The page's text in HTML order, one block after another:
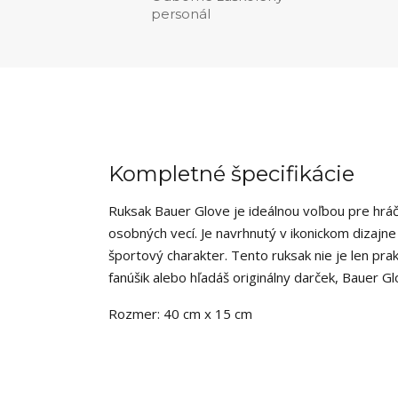
personál
Kompletné špecifikácie
Ruksak Bauer Glove je ideálnou voľbou pre
osobných vecí. Je navrhnutý v ikonickom
športový charakter. Tento ruksak nie je len
fanúšik alebo hľadáš originálny darček, Bauer
Rozmer: 40 cm x 15 cm